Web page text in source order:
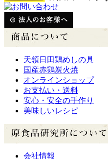
天領日田鶏めしの具
国産赤鶏炭火焼
オンラインショップ
お支払い・送料
安心・安全の手作り
美味しいレシピ
会社情報